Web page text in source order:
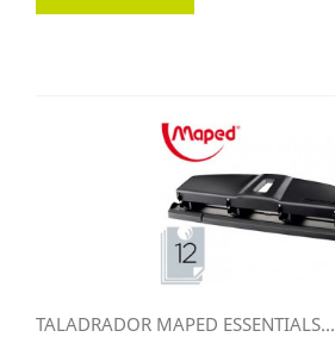
TALADRADOR MAPED ESSENTIALS...